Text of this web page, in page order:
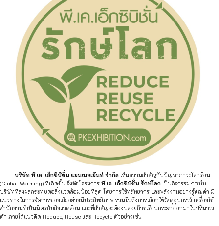
บริษัท พี.เค. เอ็กซิบิชั่น แมนเนจเม้นท์ จำกัด เห็นความสำคัญกับปัญหาภาวะโลกร้อน
(Global Warming) ที่เกิดขึ้น จึงจัดโครงการ พี.เค. เอ็กซิบิชั่น รักษ์โลก เป็นกิจกรรมภายใน
บริษัทที่ส่งผลกระทบต่อสิ่งแวดล้อมน้อยที่สุด โดยการใช้ทรัพยากร และพลังงานอย่างรู้คุณค่า มี
แนวทางในการจัดการของเสียอย่างมีประสิทธิภาพ รวมไปถึงการเลือกใช้วัสดุอุปกรณ์ เครื่องใช้
สำนักงานที่เป็นมิตรกับสิ่งแวดล้อม และที่สำคัญจะต้องปล่อยก๊าซเรือนกระจกออกมาในปริมาณ
ต่ำ ภายใต้แนวคิด Reduce, Reuse และ Recycle ตัวอย่างเช่น